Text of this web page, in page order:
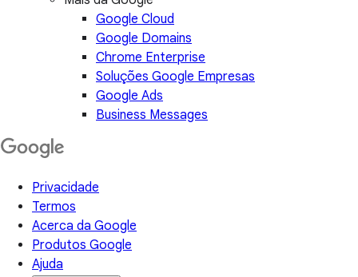
Google Cloud
Google Domains
Chrome Enterprise
Soluções Google Empresas
Google Ads
Business Messages
Privacidade
Termos
Acerca da Google
Produtos Google
Ajuda